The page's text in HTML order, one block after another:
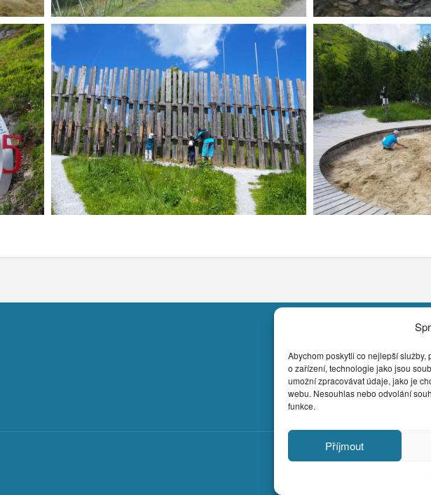
Abychom poskytli co nejlepší
o zařízení, technologie jako jsou
umožní zpracovávat údaje, jako je
webu. Nesouhlas nebo odvolání
funkce.
Příjmout